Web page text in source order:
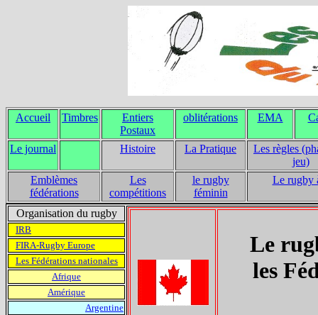
Accueil Timbres
Entiers
Postaux
oblitérations EMA
Le journal Histoire La Pratique
Les règles
jeu)
Emblèmes
fédérations
Les
compétitions
le rugby
féminin
Le rugby
Organisation du rugby
Le
les
IRB
FIRA-Rugby Europe
Les Fédérations nationales
Afrique
Amérique
Argentine